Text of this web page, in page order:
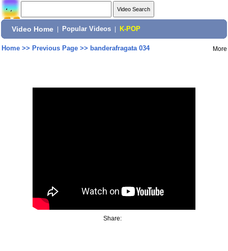
Video Home Popular Videos K-POP
Home>> Previous Page>> banderafragata 034 More
Share: